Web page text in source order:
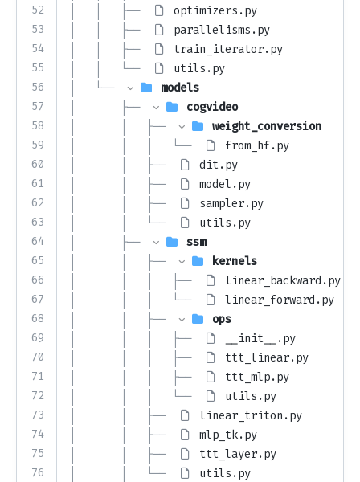
52
53
54
55
56
57
58
59
60
61
62
63
64
65
66
67
68
69
70
71
72
73
74
75
76
│   │   ├──
optimizers.py
│   │   ├──
parallelisms.py
│   │   ├──
train_iterator.py
│   │   └──
utils.py
│   └──
models
│       ├──
cogvideo
│       │   ├──
weight_conversion
│       │   │   └──
from_hf.py
│       │   ├──
dit.py
│       │   ├──
model.py
│       │   ├──
sampler.py
│       │   └──
utils.py
│       ├──
ssm
│       │   ├──
kernels
│       │   │   ├──
linear_backward.py
│       │   │   └──
linear_forward.py
│       │   ├──
ops
│       │   │   ├──
__init__.py
│       │   │   ├──
ttt_linear.py
│       │   │   ├──
ttt_mlp.py
│       │   │   └──
utils.py
│       │   ├──
linear_triton.py
│       │   ├──
mlp_tk.py
│       │   ├──
ttt_layer.py
│       │   └──
utils.py